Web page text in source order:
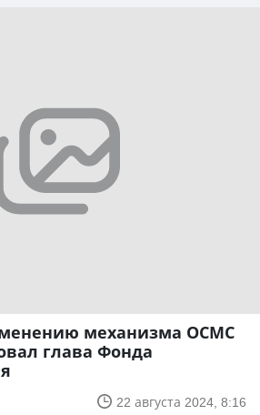
механизма ОСМС
глава Фонда
22 августа 2024, 8:16